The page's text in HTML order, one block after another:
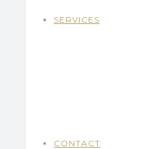
SERVICES
CONTACT